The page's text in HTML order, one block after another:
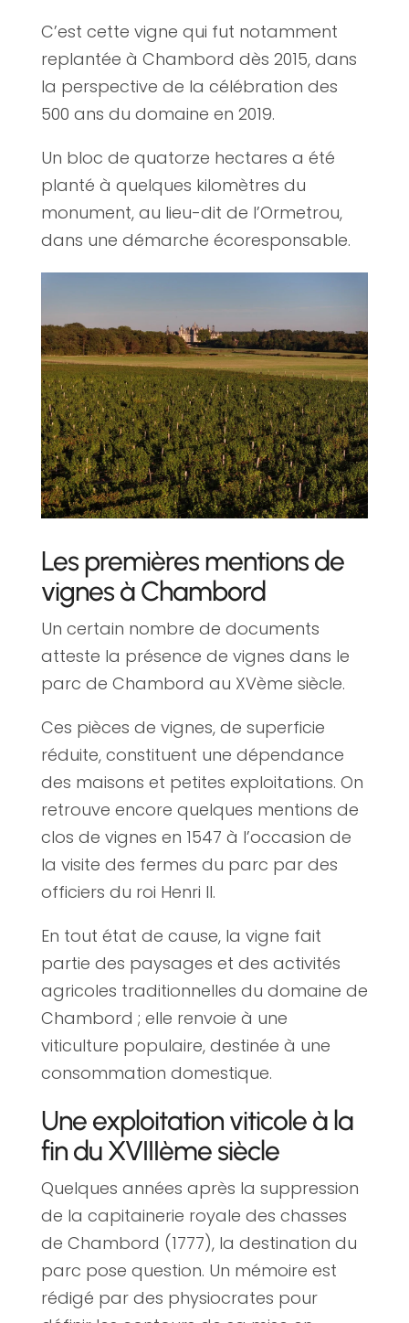
C’est cette vigne qui fut notamment
replantée à Chambord dès 2015, dans
la perspective de la célébration des
500 ans du domaine en 2019.
Un bloc de quatorze hectares a été
planté à quelques kilomètres du
monument, au lieu-dit de l’Ormetrou,
dans une démarche écoresponsable.
Les premières mentions de
vignes à Chambord
Un certain nombre de documents
atteste la présence de vignes dans le
parc de Chambord au XVème siècle.
Ces pièces de vignes, de superficie
réduite, constituent une dépendance
des maisons et petites exploitations. On
retrouve encore quelques mentions de
clos de vignes en 1547 à l’occasion de
la visite des fermes du parc par des
officiers du roi Henri II.
En tout état de cause, la vigne fait
partie des paysages et des activités
agricoles traditionnelles du domaine de
Chambord ; elle renvoie à une
viticulture populaire, destinée à une
consommation domestique.
Une exploitation viticole à la
fin du XVIIIème siècle
Quelques années après la suppression
de la capitainerie royale des chasses
de Chambord (1777), la destination du
parc pose question. Un mémoire est
rédigé par des physiocrates pour